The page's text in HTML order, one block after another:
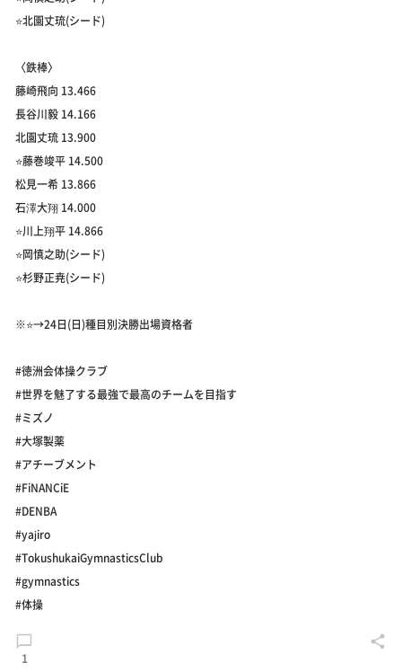
⭐️北園丈琉(シード)
〈鉄棒〉
藤崎飛向 13.466
長谷川毅 14.166
北園丈琉 13.900
⭐️藤巻竣平 14.500
松見一希 13.866
石澤大翔 14.000
⭐️川上翔平 14.866
⭐️岡慎之助(シード)
⭐️杉野正尭(シード)
※⭐️→24日(日)種目別決勝出場資格者
#徳洲会体操クラブ
#世界を魅了する最強で最高のチームを目指す
#ミズノ
#大塚製薬
#アチーブメント
#FiNANCiE
#DENBA
#yajiro
#TokushukaiGymnasticsClub
#gymnastics
#体操
1